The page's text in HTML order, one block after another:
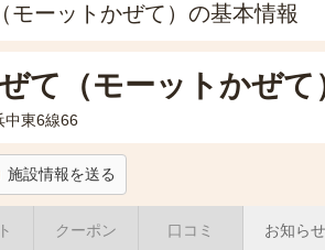
モーットかぜて）の基本情報
て（モーットかぜて
中東6線66
施設情報を送る
クーポン 口コミ お知らせ